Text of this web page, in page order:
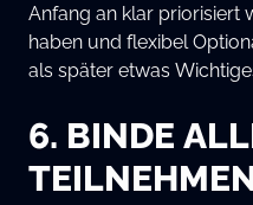
Anfang an klar priorisiert
haben und flexibel
als später etwas
6. BINDE